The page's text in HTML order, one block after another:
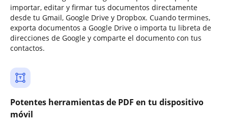
importar, editar y firmar tus documentos directamente
desde tu Gmail, Google Drive y Dropbox. Cuando termines,
exporta documentos a Google Drive o importa tu libreta de
direcciones de Google y comparte el documento con tus
contactos.
Potentes herramientas de PDF en tu dispositivo
móvil